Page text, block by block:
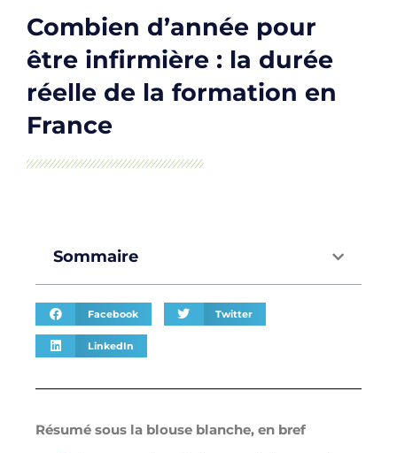
Combien d’année pour
être infirmière : la durée
réelle de la formation en
France
Sommaire
Facebook Twitter
LinkedIn
Résumé sous la blouse blanche, en bref